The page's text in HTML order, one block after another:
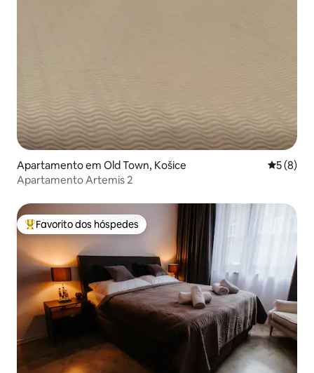
Apartamento em Old Town, Košice
5 (8)
Apartamento Artemis 2
Favoritos dos hóspedes mais apreciados
Favorito dos hóspedes